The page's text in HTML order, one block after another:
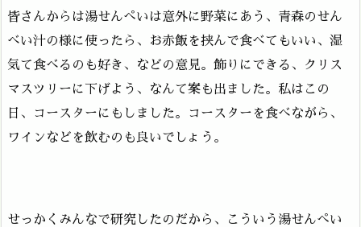
皆さんからは湯せんぺいは意外に野菜にあう、青森のせん
べい汁の様に使ったら、お赤飯を挟んで食べてもいい、湿
気て食べるのも好き、などの意見。飾りにできる、クリス
マスツリーに下げよう、なんて案も出ました。私はこの
日、コースターにもしました。コースターを食べながら、
ワインなどを飲むのも良いでしょう。
せっかくみんなで研究したのだから、こういう湯せんぺい